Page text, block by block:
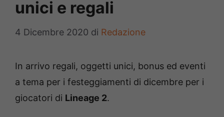
unici e regali
4 Dicembre 2020 di Redazione
In arrivo regali, oggetti unici, bonus ed eventi
a tema per i festeggiamenti di dicembre per i
giocatori di Lineage 2.